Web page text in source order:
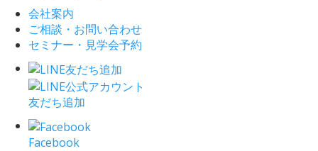
会社案内
ご相談・お問い合わせ
セミナー・見学会予約
友だち追加
Facebook